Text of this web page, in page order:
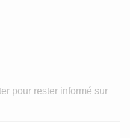
pour rester informé sur